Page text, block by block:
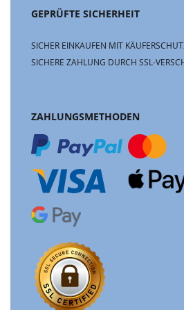
GEPRÜFTE SICHERHEIT
SICHER EINKAUFEN MIT
SICHERE ZAHLUNG DURCH SSL-
ZAHLUNGSMETHODEN